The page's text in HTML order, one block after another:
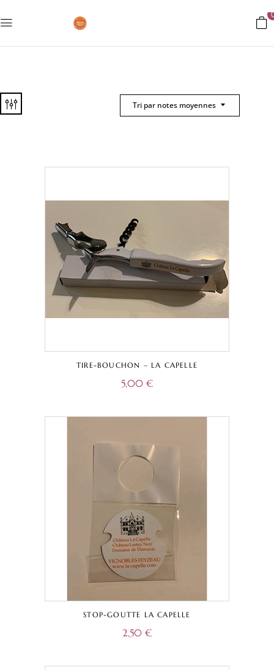
Tri par notes moyennes
TIRE-BOUCHON – LA CAPELLE
5,00 €
STOP-GOUTTE LA CAPELLE
2,50 €